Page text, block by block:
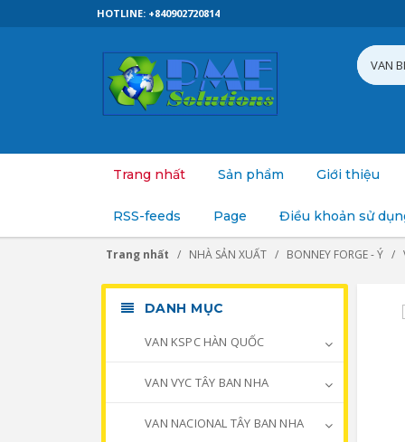
HOTLINE: +840902720814
Trang nhất Sản phẩm Giới thiệu
RSS-feeds Page Điều khoản sử
Trang nhất NHÀ SẢN XUẤT BONNEY FORGE - Ý
DANH MỤC
VAN KSPC HÀN QUỐC
VAN VYC TÂY BAN NHA
VAN NACIONAL TÂY BAN NHA